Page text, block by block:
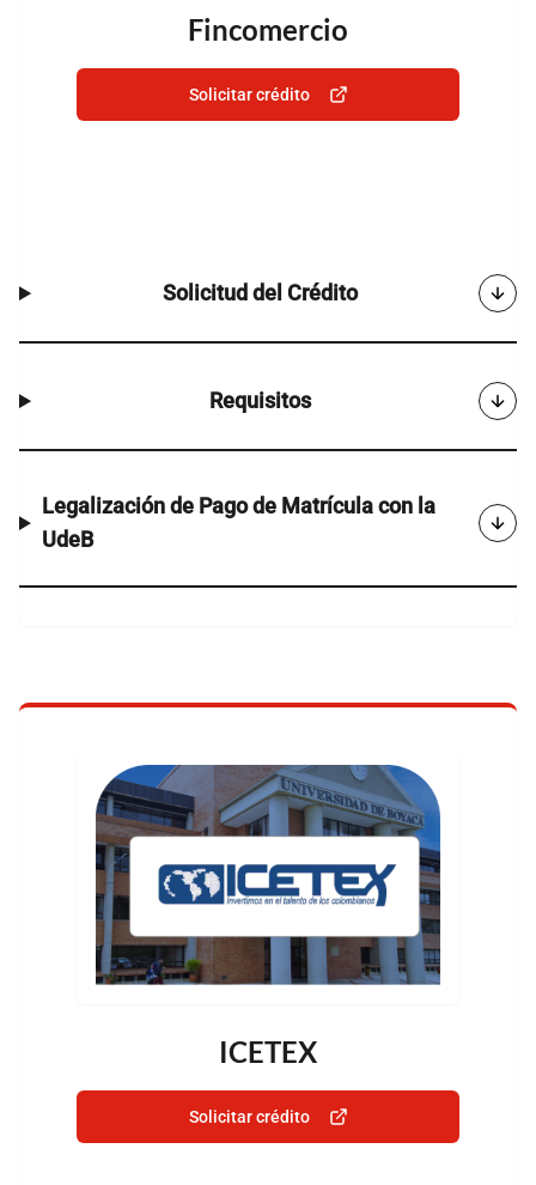
Fincomercio
Solicitar crédito
Solicitud del Crédito
Requisitos
Legalización de Pago de Matrícula con la
UdeB
ICETEX
Solicitar crédito